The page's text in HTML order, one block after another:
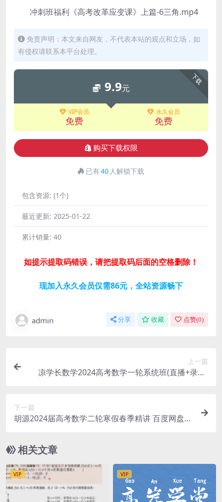
冲刺班福利《高考改革应变课》上篇-6三角.mp4
免责声明：本文来自网友，不代表本站的观点和立场，如
有侵权请联系本平台处理。
下载
9.9元
VIP会员
免费
永久会员
免费
购买下载权限
已有40 人解锁下载
包含资源: (1个)
最近更新: 2025-01-22
累计销量: 40
如提示提取码错误，请把提取码后面的空格删除！
现加入永久会员仅需86元，全站资源畅下
admin 分享 收藏 点赞(0)
上一篇
凉学长数学2024高考数学一轮系统班(直播+录播)
下一篇
胡源2024届高考数学二轮寒假春季精讲 百度网盘分
相关文章
VIP VIP